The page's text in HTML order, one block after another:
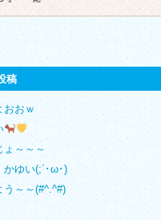
稿
おおｗ
ょ～～～
かゆい(;´･ω･)
う～～(#^.^#)